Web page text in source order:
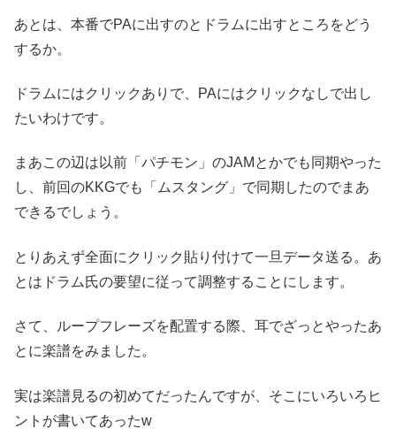
あとは、本番でPAに出すのとドラムに出すところをどう
するか。
ドラムにはクリックありで、PAにはクリックなしで出し
たいわけです。
まあこの辺は以前「パチモン」のJAMとかでも同期やった
し、前回のKKGでも「ムスタング」で同期したのでまあ
できるでしょう。
とりあえず全面にクリック貼り付けて一旦データ送る。あ
とはドラム氏の要望に従って調整することにします。
さて、ループフレーズを配置する際、耳でざっとやったあ
とに楽譜をみました。
実は楽譜見るの初めてだったんですが、そこにいろいろヒ
ントが書いてあったw